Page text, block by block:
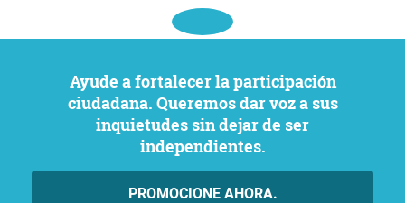
Ayude a fortalecer la participación
ciudadana. Queremos dar voz a sus
inquietudes sin dejar de ser
independientes.
PROMOCIONE AHORA.